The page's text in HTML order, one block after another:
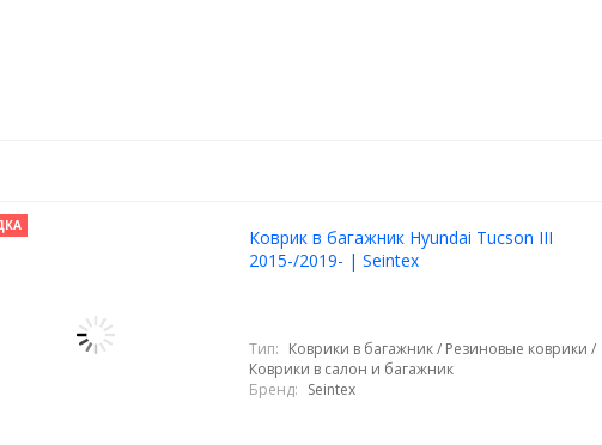
Коврик в багажник Hyundai Tucson III
2015-/2019- | Seintex
Тип: Коврики в багажник / Резиновые коврики /
Коврики в салон и багажник
Бренд: Seintex